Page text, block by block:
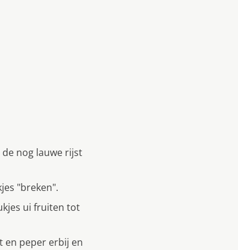
nog lauwe rijst
"breken".
ui fruiten tot
en peper erbij en